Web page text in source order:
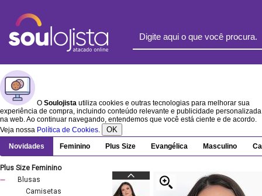
O Soulojista utiliza cookies e outras tecnologias para melhorar sua
experiência de compra, incluindo conteúdo relevante e publicidade personalizada
na web. Ao continuar navegando, entendemos que você está ciente e de acordo.
Veja nossa Política de Cookies. OK
Novidades Feminino Plus Size Evangélica Masculino
Plus Size Feminino
Blusas
Camisetas